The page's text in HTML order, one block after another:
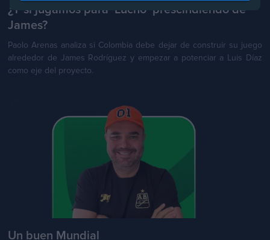
¿Y si jugamos para ‘Lucho’ prescindiendo de
James?
Paolo Arenas analiza si Colombia debe dejar de construir su juego
alrededor de James Rodríguez y empezar a potenciar a Luis Díaz
como eje del proyecto.
Un buen Mundial